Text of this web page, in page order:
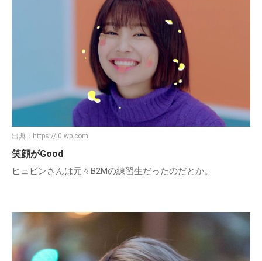
出典： https://i0.wp.com
笑顔がGood
ヒェビンさんは元々B2Mの練習生だったのだとか。